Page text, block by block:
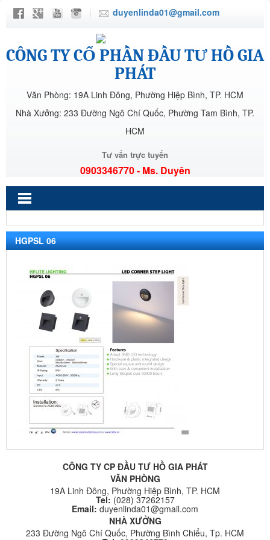
duyenlinda01@gmail.com
CÔNG TY CỔ PHẦN ĐẦU TƯ HỒ GIA
PHÁT
Văn Phòng: 19A Linh Đông, Phường Hiệp Bình, TP. HCM
Nhà Xưởng: 233 Đường Ngô Chí Quốc, Phường Tam Bình, TP.
HCM
Tư vấn trực tuyến
0903346770 - Ms. Duyên
HGPSL 06
CÔNG TY CP ĐẦU TƯ HỒ GIA PHÁT
VĂN PHÒNG
19A Linh Đông, Phường Hiệp Bình, TP. HCM
Tel: (028) 37262157
Email: duyenlinda01@gmail.com
NHÀ XƯỞNG
233 Đường Ngô Chí Quốc, Phường Bình Chiểu, Tp. HCM